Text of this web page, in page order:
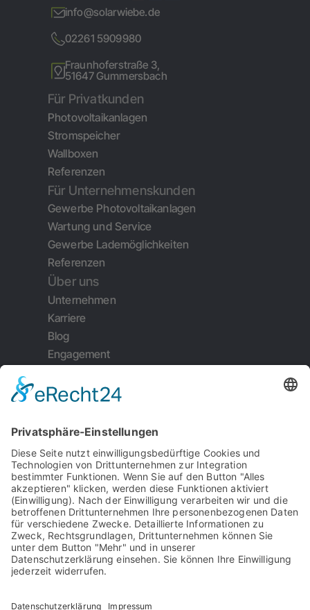
info@solarwiebe.de
02261 5909980
Fraunhoferstraße 3,
51647 Gummersbach
Für Privatkunden
Photovoltaikanlagen
Stromspeicher
Wallboxen
Referenzen
Für Unternehmenskunden
Gewerbe Photovoltaikanlagen
Wartung und Service
Gewerbe Lademöglichkeiten
Referenzen
Über uns
Unternehmen
Karriere
Blog
Engagement
Kontakt
Datenschutz
Serviceauftrag
AGB's